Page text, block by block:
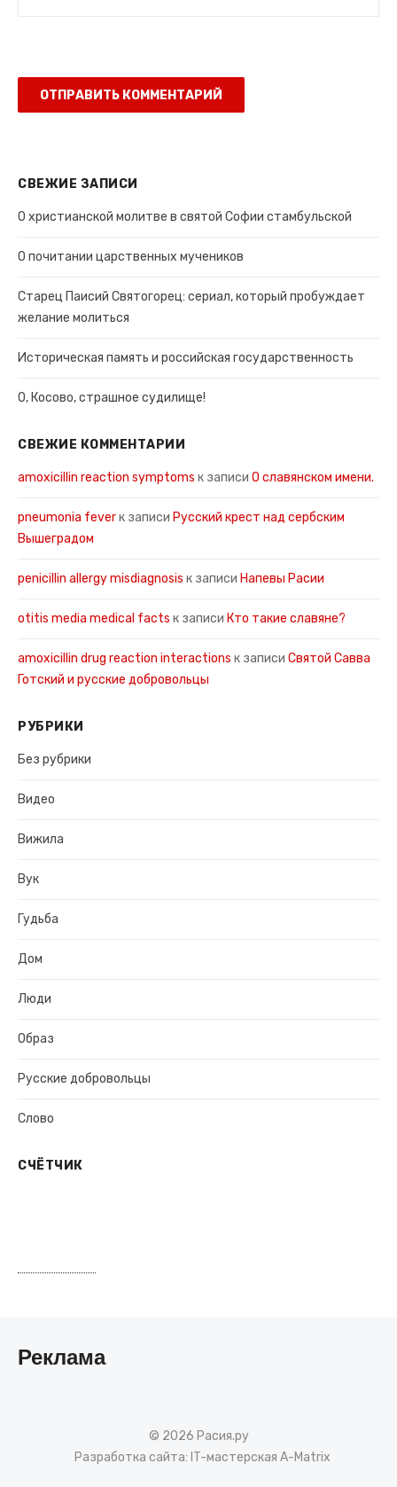
СВЕЖИЕ ЗАПИСИ
О христианской молитве в святой Софии стамбульской
О почитании царственных мучеников
Старец Паисий Святогорец: сериал, который пробуждает
желание молиться
Историческая память и российская государственность
О, Косово, страшное судилище!
СВЕЖИЕ КОММЕНТАРИИ
amoxicillin reaction symptoms к записи О славянском имени.
pneumonia feverк записи Русский крест над сербским
Вышеградом
penicillin allergy misdiagnosis к записи Напевы Расии
otitis media medical facts к записи Кто такие славяне?
amoxicillin drug reaction interactions к записи Святой Савва
Готский и русские добровольцы
РУБРИКИ
Без рубрики
Видео
Вижила
Вук
Гудьба
Дом
Люди
Образ
Русские добровольцы
Слово
СЧЁТЧИК
Реклама
© 2026 Расия.ру
Разработка сайта: IT-мастерская A-Matrix